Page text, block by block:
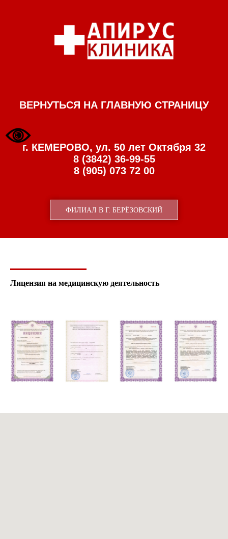
ВЕРНУТЬСЯ НА ГЛАВНУЮ СТРАНИЦУ
г. КЕМЕРОВО, ул. 50 лет Октября 32
8 (3842) 36-99-55
8 (905) 073 72 00
ФИЛИАЛ В Г. БЕРЁЗОВСКИЙ
Лицензия на медицинскую деятельность